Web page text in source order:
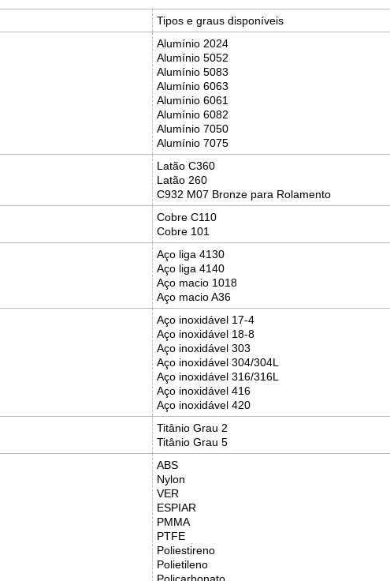
Tipos e graus disponíveis
Alumínio 2024
Alumínio 5052
Alumínio 5083
Alumínio 6063
Alumínio 6061
Alumínio 6082
Alumínio 7050
Alumínio 7075
Latão C360
Latão 260
C932 M07 Bronze para Rolamento
Cobre C110
Cobre 101
Aço liga 4130
Aço liga 4140
Aço macio 1018
Aço macio A36
Aço inoxidável 17-4
Aço inoxidável 18-8
Aço inoxidável 303
Aço inoxidável 304/304L
Aço inoxidável 316/316L
Aço inoxidável 416
Aço inoxidável 420
Titânio Grau 2
Titânio Grau 5
ABS
Nylon
VER
ESPIAR
PMMA
PTFE
Poliestireno
Polietileno
Policarbonato